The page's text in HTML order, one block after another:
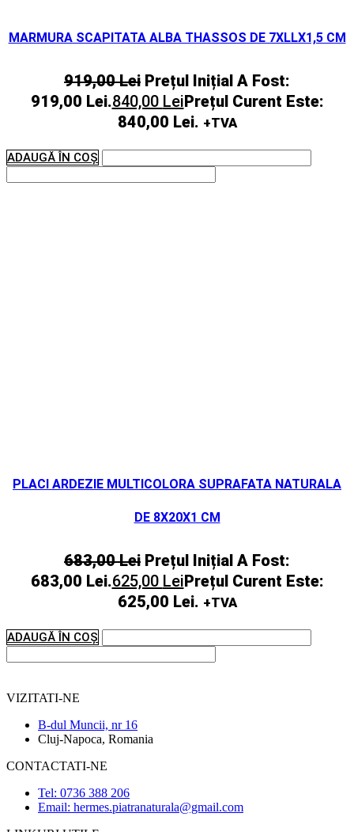
MARMURA SCAPITATA ALBA THASSOS DE 7XLLX1,5 CM
919,00Lei Prețul Inițial A Fost:
919,00 Lei.840,00 LeiPrețul Curent Este:
840,00 Lei. +TVA
ADAUGĂ ÎN COȘ
PLACI ARDEZIE MULTICOLORA SUPRAFATA NATURALA
DE 8X20X1 CM
683,00Lei Prețul Inițial A Fost:
683,00 Lei.625,00 LeiPrețul Curent Este:
625,00 Lei. +TVA
ADAUGĂ ÎN COȘ
VIZITATI-NE
B-dul Muncii, nr 16
Cluj-Napoca, Romania
CONTACTATI-NE
Tel: 0736 388 206
Email: hermes.piatranaturala@gmail.com